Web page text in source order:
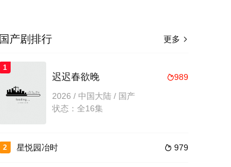
更多 
国产剧排行
1
989
迟迟春欲晚
2026 / 中国大陆 / 国产
状态：全16集
2  979
星悦园冶时